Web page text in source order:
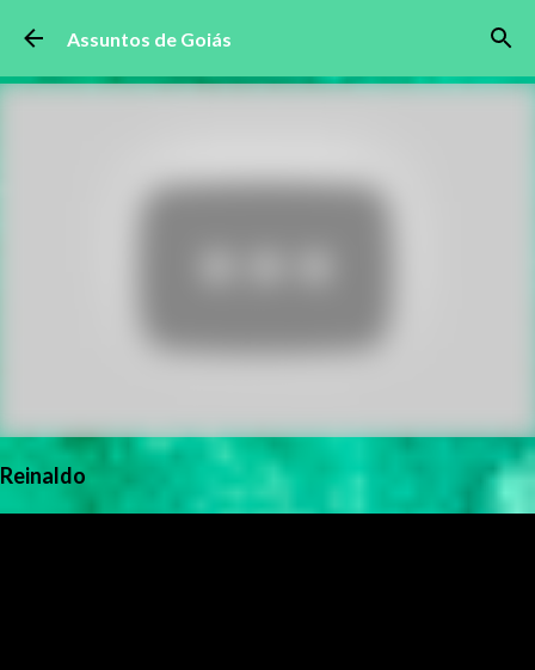
Pular para o conteúdo principal
Assuntos de Goiás
Reinaldo